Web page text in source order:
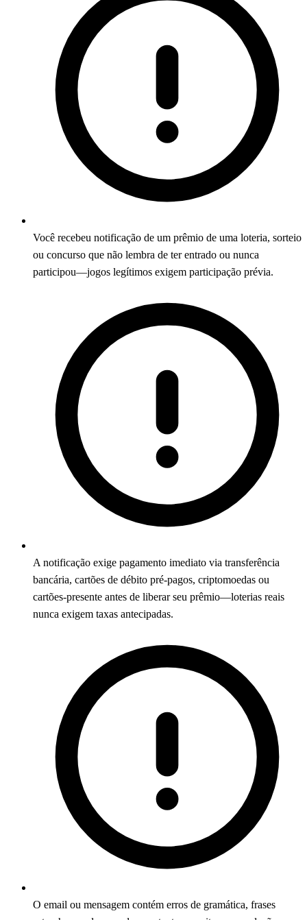
Você recebeu notificação de um prêmio de uma loteria, sorteio
ou concurso que não lembra de ter entrado ou nunca
participou—jogos legítimos exigem participação prévia.
A notificação exige pagamento imediato via transferência
bancária, cartões de débito pré-pagos, criptomoedas ou
cartões-presente antes de liberar seu prêmio—loterias reais
nunca exigem taxas antecipadas.
O email ou mensagem contém erros de gramática, frases